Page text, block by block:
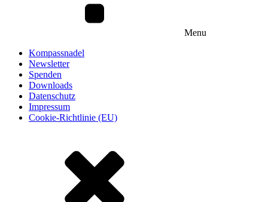
Menu
Kompassnadel
Newsletter
Spenden
Downloads
Datenschutz
Impressum
Cookie-Richtlinie (EU)